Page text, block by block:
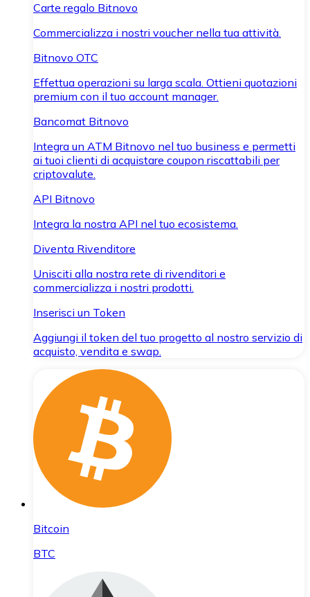
Carte regalo Bitnovo
Commercializza i nostri voucher nella tua attività.
Bitnovo OTC
Effettua operazioni su larga scala. Ottieni quotazioni
premium con il tuo account manager.
Bancomat Bitnovo
Integra un ATM Bitnovo nel tuo business e permetti
ai tuoi clienti di acquistare coupon riscattabili per
criptovalute.
API Bitnovo
Integra la nostra API nel tuo ecosistema.
Diventa Rivenditore
Unisciti alla nostra rete di rivenditori e
commercializza i nostri prodotti.
Inserisci un Token
Aggiungi il token del tuo progetto al nostro servizio di
acquisto, vendita e swap.
Bitcoin
BTC